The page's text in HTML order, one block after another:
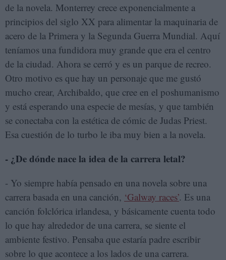
de la novela. Monterrey crece exponencialmente a
principios del siglo XX para alimentar la maquinaria de
acero de la Primera y la Segunda Guerra Mundial. Aquí
teníamos una fundidora muy grande que era el centro
de la ciudad. Ahora se cerró y es un parque de recreo.
Otro motivo es que hay un personaje que me gustó
mucho crear, Archibaldo, que cree en el poshumanismo
y está esperando una especie de mesías, y que también
se conectaba con la estética de cómic de Judas Priest.
Esa cuestión de lo turbo le iba muy bien a la novela.
- ¿De dónde nace la idea de la carrera letal?
- Yo siempre había pensado en una novela sobre una
carrera basada en una canción, ‘Galway races’. Es una
canción folclórica irlandesa, y básicamente cuenta todo
lo que hay alrededor de una carrera, se siente el
ambiente festivo. Pensaba que estaría padre escribir
sobre lo que acontece a los lados de una carrera.